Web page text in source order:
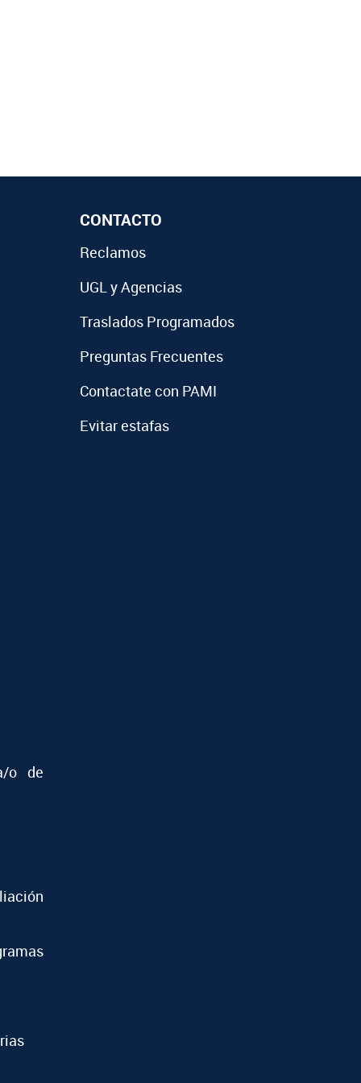
o de
CONTACTO
Reclamos
UGL y Agencias
Traslados Programados
Preguntas Frecuentes
Contactate con PAMI
Evitar estafas